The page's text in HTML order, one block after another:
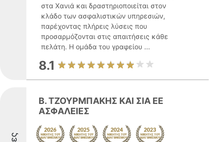
στα Χανιά και δραστηριοποιείται στον
κλάδο των ασφαλιστικών υπηρεσιών,
παρέχοντας πλήρεις λύσεις που
προσαρμόζονται στις απαιτήσεις κάθε
πελάτη. Η ομάδα του γραφείου ...
8.1
Β. ΤΖΟΥΡΜΠΑΚΗΣ ΚΑΙ ΣΙΑ ΕΕ
ΑΣΦΑΛΕΙΕΣ